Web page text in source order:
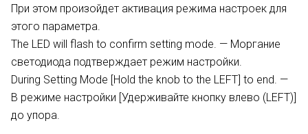
При этом произойдет активация режима настроек для
этого параметра.
The LED will flash to confirm setting mode. — Моргание
светодиода подтверждает режим настройки.
During Setting Mode [Hold the knob to the LEFT] to end. —
В режиме настройки [Удерживайте кнопку влево (LEFT)]
до упора.